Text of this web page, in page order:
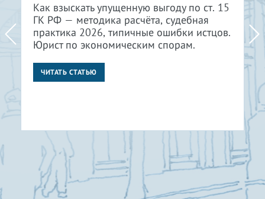
Как взыскать упущенную выгоду по ст. 15
ГК РФ — методика расчёта, судебная
практика 2026, типичные ошибки истцов.
Юрист по экономическим спорам.
ЧИТАТЬ СТАТЬЮ